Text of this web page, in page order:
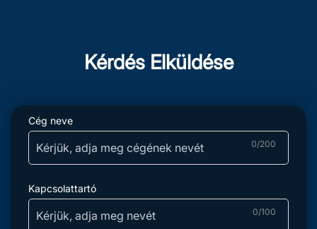
Kérdés Elküldése
Cég neve
0/200
Kapcsolattartó
0/100